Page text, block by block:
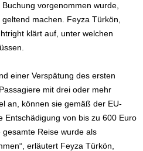
vorgenommen wurde,
machen. Feyza Türkön,
klärt auf, unter welchen
einer Verspätung des ersten
mit drei oder mehr
an, können sie gemäß der EU-
Entschädigung von bis zu 600 Euro
Reise wurde als
erläutert Feyza Türkön,